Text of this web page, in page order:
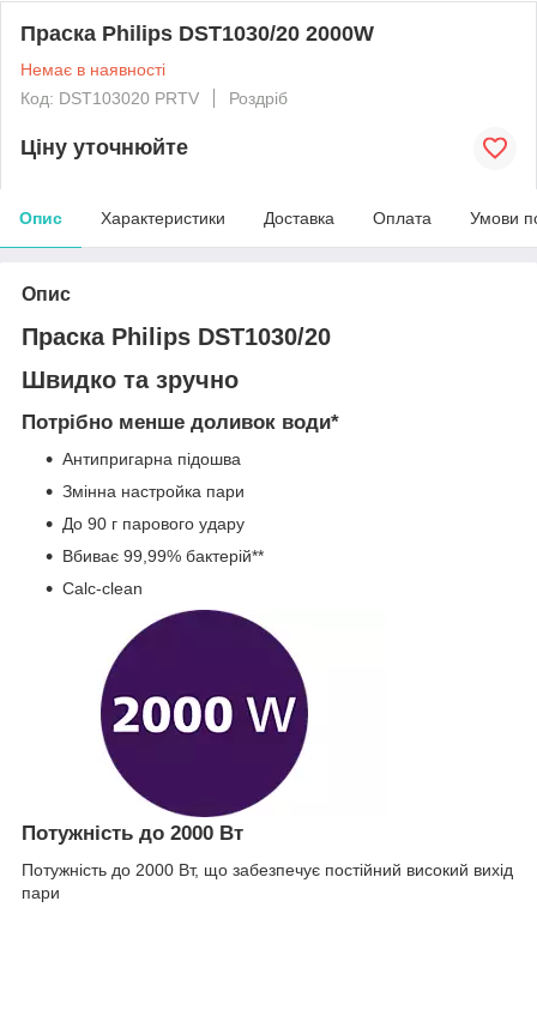
Праска Philips DST1030/20 2000W
Немає в наявності
Код: DST103020 PRTV
Роздріб
Ціну уточнюйте
Опис Характеристики Доставка Оплата Умови
Опис
Праска Philips DST1030/20
Швидко та зручно
Потрібно менше доливок води*
Антипригарна підошва
Змінна настройка пари
До 90 г парового удару
Вбиває 99,99% бактерій**
Calc-clean
Потужність до 2000 Вт
Потужність до 2000 Вт, що забезпечує постійний високий вихід
пари